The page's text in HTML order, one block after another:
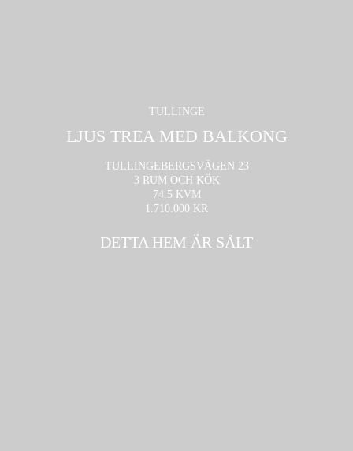
TULLINGE
LJUS TREA MED BALKONG
TULLINGEBERGSVÄGEN 23
3 RUM OCH KÖK
74.5 KVM
1.710.000 KR
DETTA HEM ÄR SÅLT